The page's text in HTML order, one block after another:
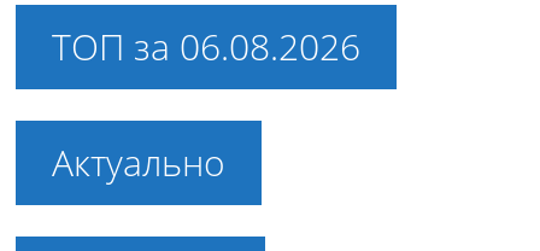
ТОП за 06.08.2026
Актуально